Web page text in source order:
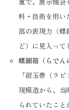
料・技術を用い
部の表現力（螺
ど）に見入って
螺鈿箱（らでん
「紺玉帯（ラ
現模造から、当
られていたこと